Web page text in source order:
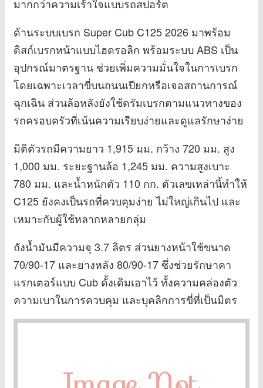
มากกว่าความเร้าใจแบบรถสปอร์ต
ด้านระบบเบรก Super Cub C125 2026 มาพร้อม
ดิสก์เบรกหน้าแบบไฮดรอลิก พร้อมระบบ ABS เป็น
อุปกรณ์มาตรฐาน ช่วยเพิ่มความมั่นใจในการเบรก
โดยเฉพาะเวลาขี่บนถนนเปียกหรือเจอสถานการณ์
ฉุกเฉิน ส่วนล้อหลังยังใช้ดรัมเบรกตามแนวทางของ
รถครอบครัวที่เน้นความเรียบง่ายและดูแลรักษาง่าย
มิติตัวรถมีความยาว 1,915 มม. กว้าง 720 มม. สูง
1,000 มม. ระยะฐานล้อ 1,245 มม. ความสูงเบาะ
780 มม. และน้ำหนักตัว 110 กก. ตัวเลขเหล่านี้ทำให้
C125 ยังคงเป็นรถที่ควบคุมง่าย ไม่ใหญ่เกินไป และ
เหมาะกับผู้ใช้หลากหลายกลุ่ม
ถังน้ำมันมีความจุ 3.7 ลิตร ส่วนยางหน้าใช้ขนาด
70/90-17 และยางหลัง 80/90-17 ซึ่งช่วยรักษาคา
แรกเตอร์แบบ Cub ดั้งเดิมเอาไว้ ทั้งความคล่องตัว
ความเบาในการควบคุม และบุคลิกการขี่ที่เป็นมิตร